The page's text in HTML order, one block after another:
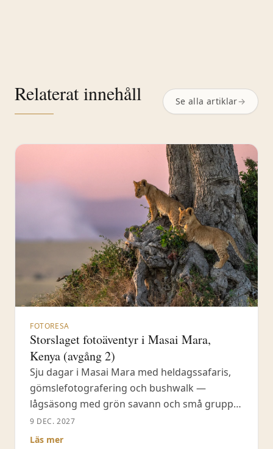
Relaterat innehåll Se alla artiklar→
FOTORESA
Storslaget fotoäventyr i Masai Mara,
Kenya (avgång 2)
Sju dagar i Masai Mara med heldagssafaris,
gömslefotografering och bushwalk —
lågsäsong med grön savann och små grupper
i öppna jeepar.
9 DEC. 2027
Läs mer